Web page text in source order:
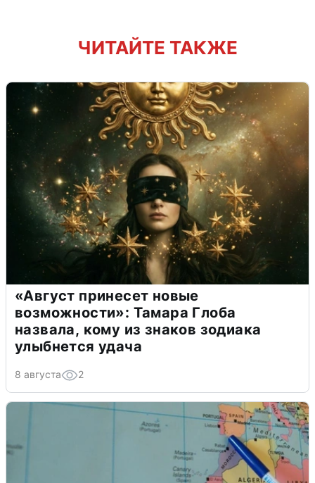
ЧИТАЙТЕ ТАКЖЕ
«Август принесет новые
возможности»: Тамара Глоба
назвала, кому из знаков зодиака
улыбнется удача
8 августа 2